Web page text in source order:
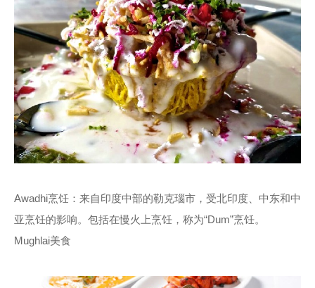
Awadhi烹饪：来自印度中部的勒克瑙市，受北印度、中东和中
亚烹饪的影响。包括在慢火上烹饪，称为“Dum”烹饪。
Mughlai美食